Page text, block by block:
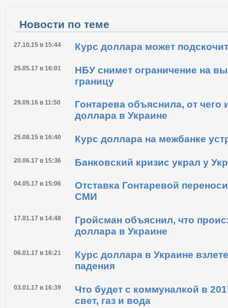
Новости по теме
Курс доллара может
25.05.17 в 16:01
НБУ снимет ограничение на
границу
29.09.16 в 11:50
Гонтарева объяснила, от чего
доллара в Украине
Курс доллара на межбанке
Банковский кризис украл у
04.05.17 в 15:06
Отставка Гонтаревой
СМИ
17.01.17 в 14:48
Гройсман объяснил, что
доллара в Украине
06.01.17 в 16:21
Курс доллара в Украине
падения